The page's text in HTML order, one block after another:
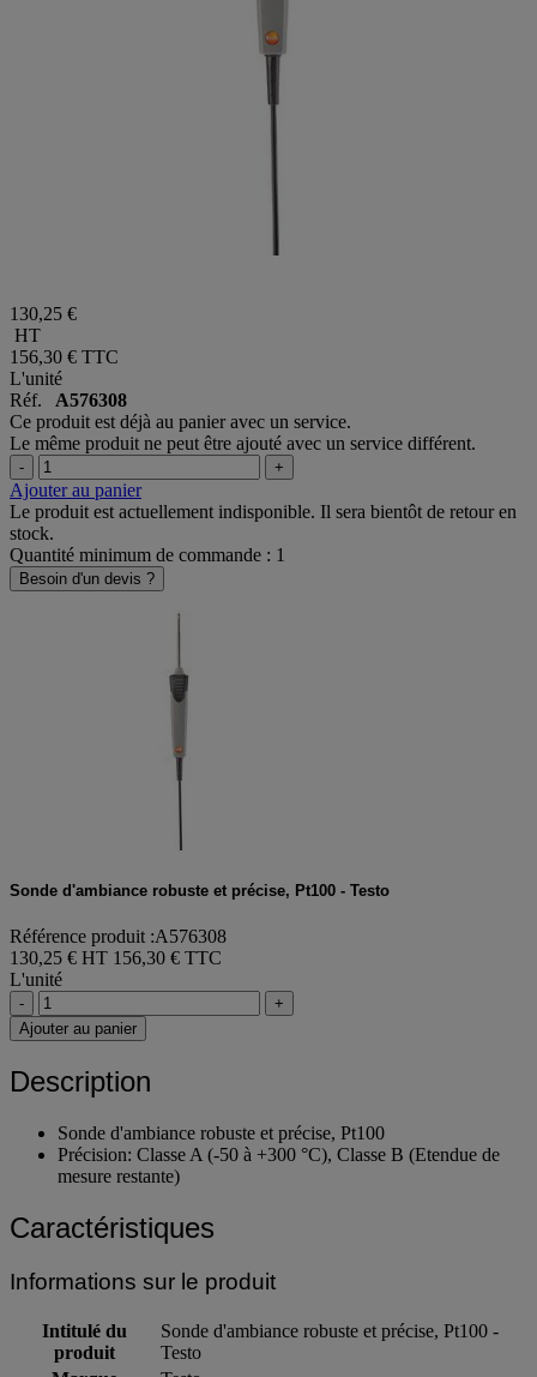
130,25 €
HT
156,30 € TTC
L'unité
Réf. A576308
Ce produit est déjà au panier avec un service.
Le même produit ne peut être ajouté avec un service différent.
- +
Ajouter au panier
Le produit est actuellement indisponible. Il sera bientôt de retour en
stock.
Quantité minimum de commande : 1
Besoin d'un devis ?
Sonde d'ambiance robuste et précise, Pt100 - Testo
Référence produit :A576308
130,25 € HT 156,30 € TTC
L'unité
-
+
Ajouter au panier
Description
Sonde d'ambiance robuste et précise, Pt100
Précision: Classe A (-50 à +300 °C), Classe B (Etendue de
mesure restante)
Caractéristiques
Informations sur le produit
Intitulé du
produit
Sonde d'ambiance robuste et précise, Pt100 -
Testo